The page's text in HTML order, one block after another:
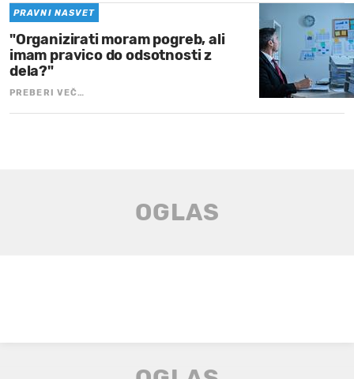
PRAVNI NASVET
"Organizirati moram pogreb, ali
imam pravico do odsotnosti z
dela?"
PREBERI VEČ…